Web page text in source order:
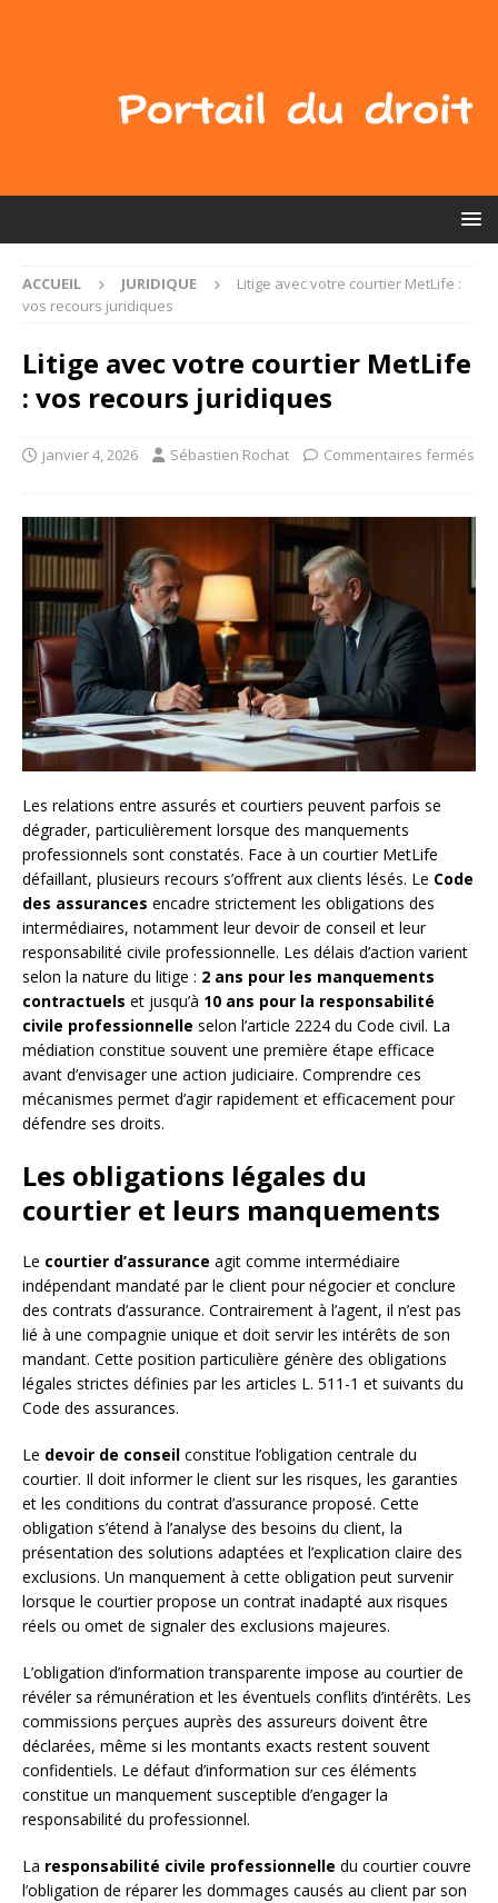
ACCUEIL JURIDIQUE
Litige avec votre courtier MetLife :
vos recours juridiques
Litige avec votre courtier MetLife
: vos recours juridiques
janvier 4, 2026 Sébastien Rochat Commentaires fermés
Les relations entre assurés et courtiers peuvent parfois se
dégrader, particulièrement lorsque des manquements
professionnels sont constatés. Face à un courtier MetLife
défaillant, plusieurs recours s’offrent aux clients lésés. Le Code
des assurances encadre strictement les obligations des
intermédiaires, notamment leur devoir de conseil et leur
responsabilité civile professionnelle. Les délais d’action varient
selon la nature du litige : 2 ans pour les manquements
contractuels et jusqu’à 10 ans pour la responsabilité
civile professionnelle selon l’article 2224 du Code civil. La
médiation constitue souvent une première étape efficace
avant d’envisager une action judiciaire. Comprendre ces
mécanismes permet d’agir rapidement et efficacement pour
défendre ses droits.
Les obligations légales du
courtier et leurs manquements
Le courtier d’assurance agit comme intermédiaire
indépendant mandaté par le client pour négocier et conclure
des contrats d’assurance. Contrairement à l’agent, il n’est pas
lié à une compagnie unique et doit servir les intérêts de son
mandant. Cette position particulière génère des obligations
légales strictes définies par les articles L. 511-1 et suivants du
Code des assurances.
Le devoir de conseil constitue l’obligation centrale du
courtier. Il doit informer le client sur les risques, les garanties
et les conditions du contrat d’assurance proposé. Cette
obligation s’étend à l’analyse des besoins du client, la
présentation des solutions adaptées et l’explication claire des
exclusions. Un manquement à cette obligation peut survenir
lorsque le courtier propose un contrat inadapté aux risques
réels ou omet de signaler des exclusions majeures.
L’obligation d’information transparente impose au courtier de
révéler sa rémunération et les éventuels conflits d’intérêts. Les
commissions perçues auprès des assureurs doivent être
déclarées, même si les montants exacts restent souvent
confidentiels. Le défaut d’information sur ces éléments
constitue un manquement susceptible d’engager la
responsabilité du professionnel.
La responsabilité civile professionnelle du courtier couvre
l’obligation de réparer les dommages causés au client par son